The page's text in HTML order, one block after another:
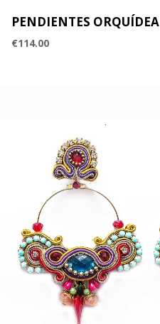
PENDIENTES ORQUÍDEA
€114.00